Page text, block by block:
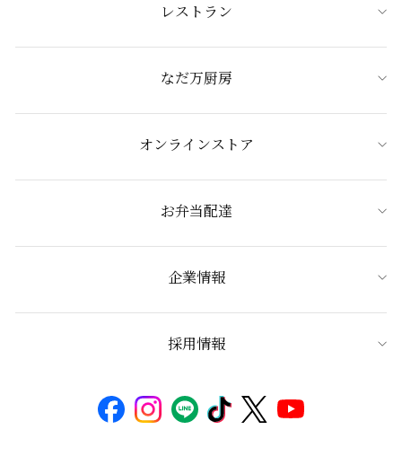
レストラン
なだ万厨房
オンラインストア
お弁当配達
企業情報
採用情報